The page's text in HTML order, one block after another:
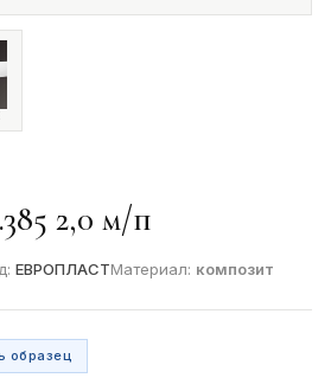
2,0 м/п
ЕВРОПЛАСТМатериал: композит
образец